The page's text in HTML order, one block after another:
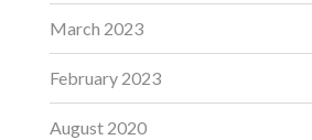
March 2023
February 2023
August 2020